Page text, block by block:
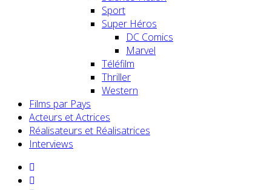
Sport
Super Héros
DC Comics
Marvel
Téléfilm
Thriller
Western
Films par Pays
Acteurs et Actrices
Réalisateurs et Réalisatrices
Interviews